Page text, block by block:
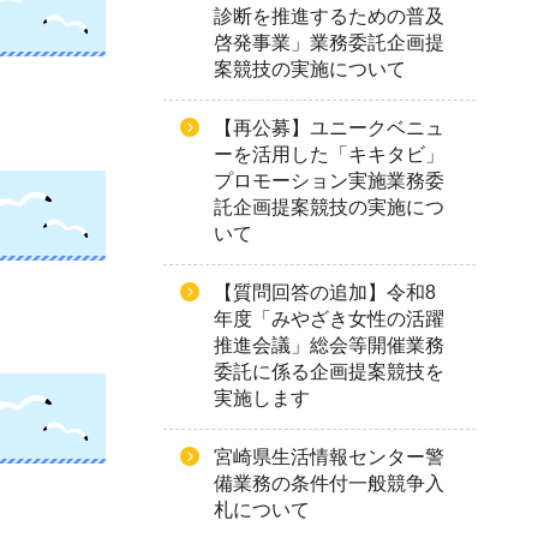
診断を推進するための普及
啓発事業」業務委託企画提
案競技の実施について
【再公募】ユニークベニュ
ーを活用した「キキタビ」
プロモーション実施業務委
託企画提案競技の実施につ
いて
【質問回答の追加】令和8
年度「みやざき女性の活躍
推進会議」総会等開催業務
委託に係る企画提案競技を
実施します
宮崎県生活情報センター警
備業務の条件付一般競争入
札について